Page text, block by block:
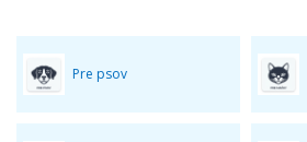
Pre psov